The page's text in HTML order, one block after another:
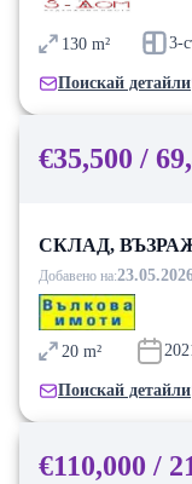
130 m² 3-
Поискай детайли
€35,500 /
СКЛАД,
Добавено на:
20 m²
Поискай детайли
€110,000 /